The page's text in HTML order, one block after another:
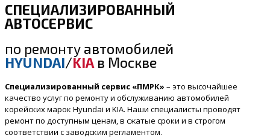
СПЕЦИАЛИЗИРОВАННЫЙ
АВТОСЕРВИС
по ремонту автомобилей
HYUNDAI/KIA в Москве
Специализированный сервис «ПМРК» – это высочайшее
качество услуг по ремонту и обслуживанию автомобилей
корейских марок Hyundai и KIA. Наши специалисты проводят
ремонт по доступным ценам, в сжатые сроки и в строгом
соответствии с заводским регламентом.